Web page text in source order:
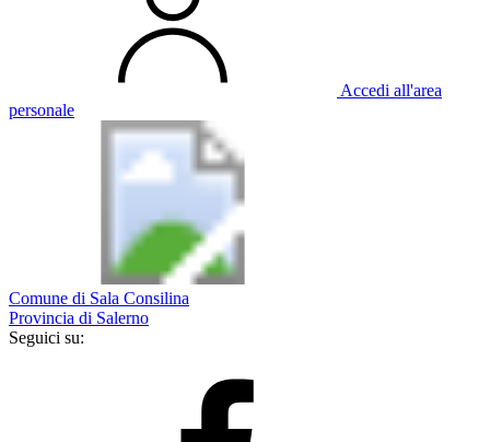
Accedi all'area
personale
Comune di Sala Consilina
Provincia di Salerno
Seguici su: